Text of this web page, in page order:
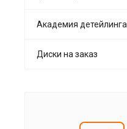
Академия детейлинга
Диски на заказ